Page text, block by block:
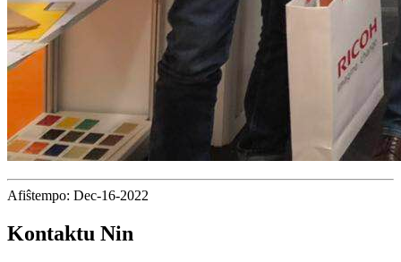
Afiŝtempo: Dec-16-2022
Kontaktu Nin